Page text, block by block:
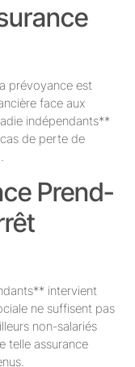
prévoyance est
face aux
indépendants**
de perte de
Prend-
intervient
ne suffisent pas
non-salariés
telle assurance